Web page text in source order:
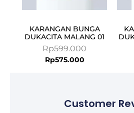
KARANGAN BUNGA
DUKACITA MALANG 01
Rp599.000
Rp575.000
Customer